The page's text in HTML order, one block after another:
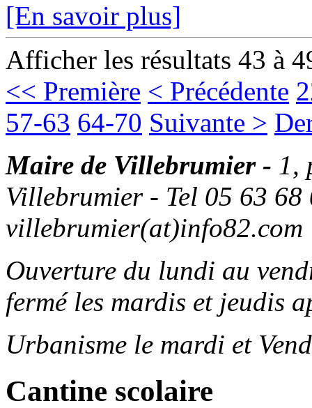
[En savoir plus]
Afficher les résultats 43 à
<< Première < Précédente
57-63 64-70 Suivante >
Maire de Villebrumier - 1,
Villebrumier - Tel 05 63
villebrumier(at)info82.com
Ouverture du lundi au
fermé les mardis et jeudis
Urbanisme le mardi et
Cantine scolaire